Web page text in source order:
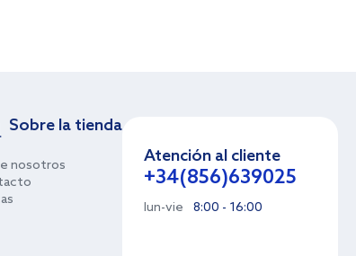
Sobre la tienda
nosotros
Atención al cliente
+34(856)639025
lun-vie 8:00 - 16:00